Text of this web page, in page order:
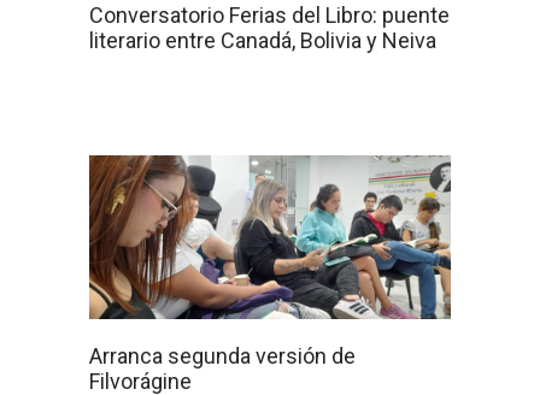
Conversatorio Ferias del Libro: puente
literario entre Canadá, Bolivia y Neiva
Arranca segunda versión de
Filvorágine